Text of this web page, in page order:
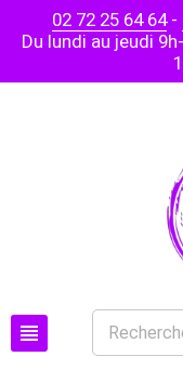
02 72 25 64 64-
Du lundi au jeudi
view_headline